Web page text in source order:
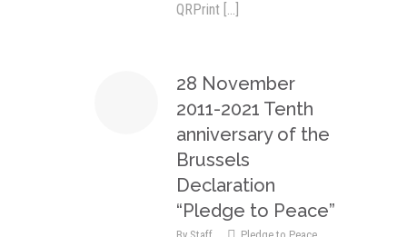
QRPrint [...]
28 November
2011-2021 Tenth
anniversary of the
Brussels
Declaration
“Pledge to Peace”